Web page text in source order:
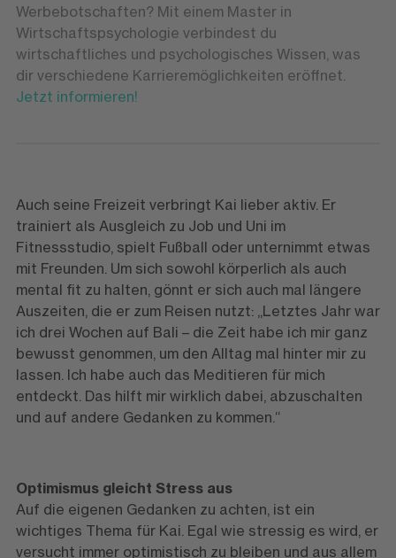
Werbebotschaften? Mit einem Master in
Wirtschaftspsychologie verbindest du
wirtschaftliches und psychologisches Wissen, was
dir verschiedene Karrieremöglichkeiten eröffnet.
Jetzt informieren!
Auch seine Freizeit verbringt Kai lieber aktiv. Er
trainiert als Ausgleich zu Job und Uni im
Fitnessstudio, spielt Fußball oder unternimmt etwas
mit Freunden. Um sich sowohl körperlich als auch
mental fit zu halten, gönnt er sich auch mal längere
Auszeiten, die er zum Reisen nutzt: „Letztes Jahr war
ich drei Wochen auf Bali – die Zeit habe ich mir ganz
bewusst genommen, um den Alltag mal hinter mir zu
lassen. Ich habe auch das Meditieren für mich
entdeckt. Das hilft mir wirklich dabei, abzuschalten
und auf andere Gedanken zu kommen.“
Optimismus gleicht Stress aus
Auf die eigenen Gedanken zu achten, ist ein
wichtiges Thema für Kai. Egal wie stressig es wird, er
versucht immer optimistisch zu bleiben und aus allem